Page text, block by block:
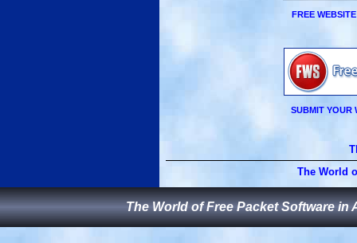
FREE
SUBMIT YOUR
The World
The World of Free Packet Software